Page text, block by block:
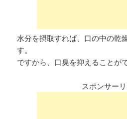
水分を摂取すれば、口の中の乾
す。
ですから、口臭を抑えることが
スポンサー